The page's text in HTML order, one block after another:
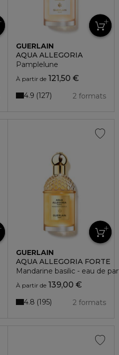
GUERLAIN
AQUA ALLEGORIA
Pamplelune
À partir de121,50 €
2 formats
4.9 127
GUERLAIN
AQUA ALLEGORIA FORTE
Mandarine basilic - eau de
À partir de139,00 €
2 formats
4.8 195